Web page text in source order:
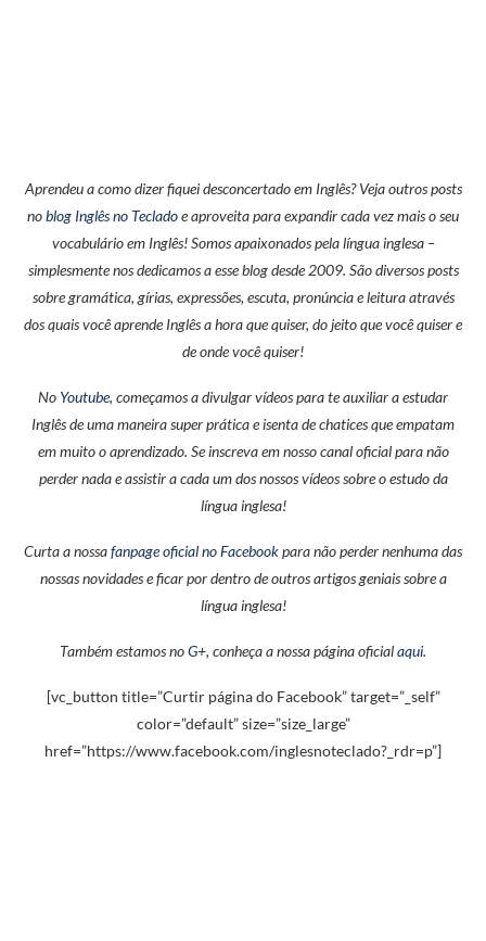
Aprendeu a como dizer fiquei desconcertado em Inglês? Veja outros posts
noblog Inglês no Tecladoe aproveita para expandir cada vez mais o seu
vocabulário em Inglês! Somos apaixonados pela língua inglesa –
simplesmente nos dedicamos a esse blog desde 2009. São diversos posts
sobre gramática, gírias, expressões, escuta, pronúncia e leitura através
dos quais você aprende Inglês a hora que quiser, do jeito que você quiser e
de onde você quiser!
No Youtube, começamos a divulgar vídeos para te auxiliar a estudar
Inglês de uma maneira super prática e isenta de chatices que empatam
em muito o aprendizado. Se inscreva em nosso canal oficial para não
perder nada e assistir a cada um dos nossos vídeos sobre o estudo da
língua inglesa!
Curta a nossafanpage oficial no Facebookpara não perder nenhuma das
nossas novidades e ficar por dentro de outros artigos geniais sobre a
língua inglesa!
Também estamos noG+, conheça a nossa página oficialaqui.
[vc_button title=”Curtir página do Facebook” target=”_self”
color=”default” size=”size_large”
href=”https://www.facebook.com/inglesnoteclado?_rdr=p”]